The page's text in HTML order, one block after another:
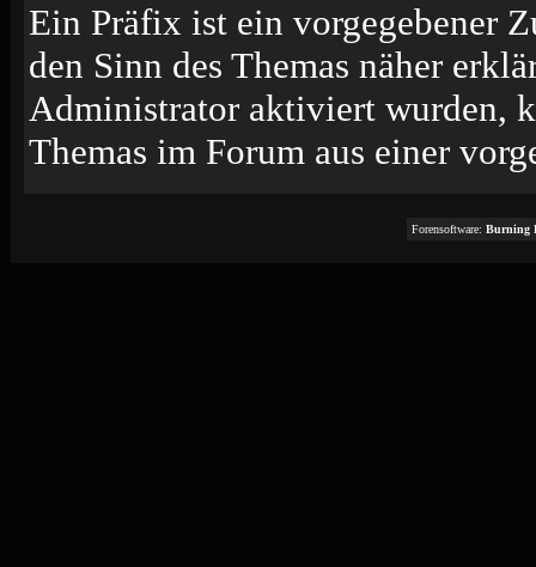
Ein Präfix ist ein vorgegebener
den Sinn des Themas näher
Administrator aktiviert wurden,
Themas im Forum aus einer
Forensoftware: Burning